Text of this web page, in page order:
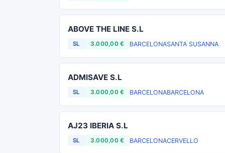
ABOVE THE LINE S.L
SL 3.000,00 € BARCELONASANTA SUSANNA
ADMISAVE S.L
SL 3.000,00 € BARCELONABARCELONA
AJ23 IBERIA S.L
SL 3.000,00 € BARCELONACERVELLO